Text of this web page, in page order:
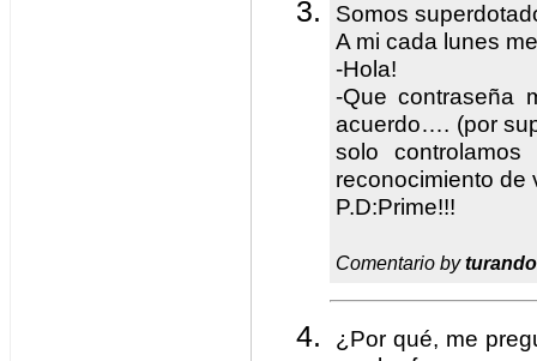
Somos
A mi cada lunes
-Hola!
-Que contraseña
acuerdo…. (por
solo
reconocimiento de
P.D:Prime!!!
Comentario by
¿Por qué, me